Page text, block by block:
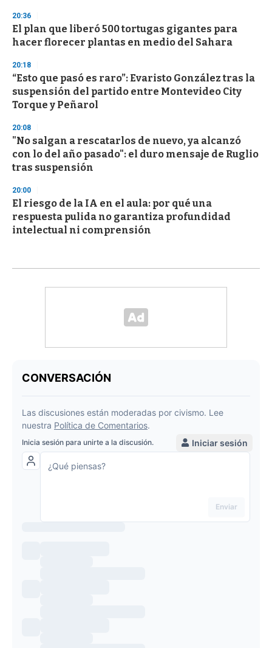
20:36
El plan que liberó 500 tortugas gigantes para
hacer florecer plantas en medio del Sahara
20:18
“Esto que pasó es raro”: Evaristo González tras la
suspensión del partido entre Montevideo City
Torque y Peñarol
20:08
"No salgan a rescatarlos de nuevo, ya alcanzó
con lo del año pasado": el duro mensaje de Ruglio
tras suspensión
20:00
El riesgo de la IA en el aula: por qué una
respuesta pulida no garantiza profundidad
intelectual ni comprensión